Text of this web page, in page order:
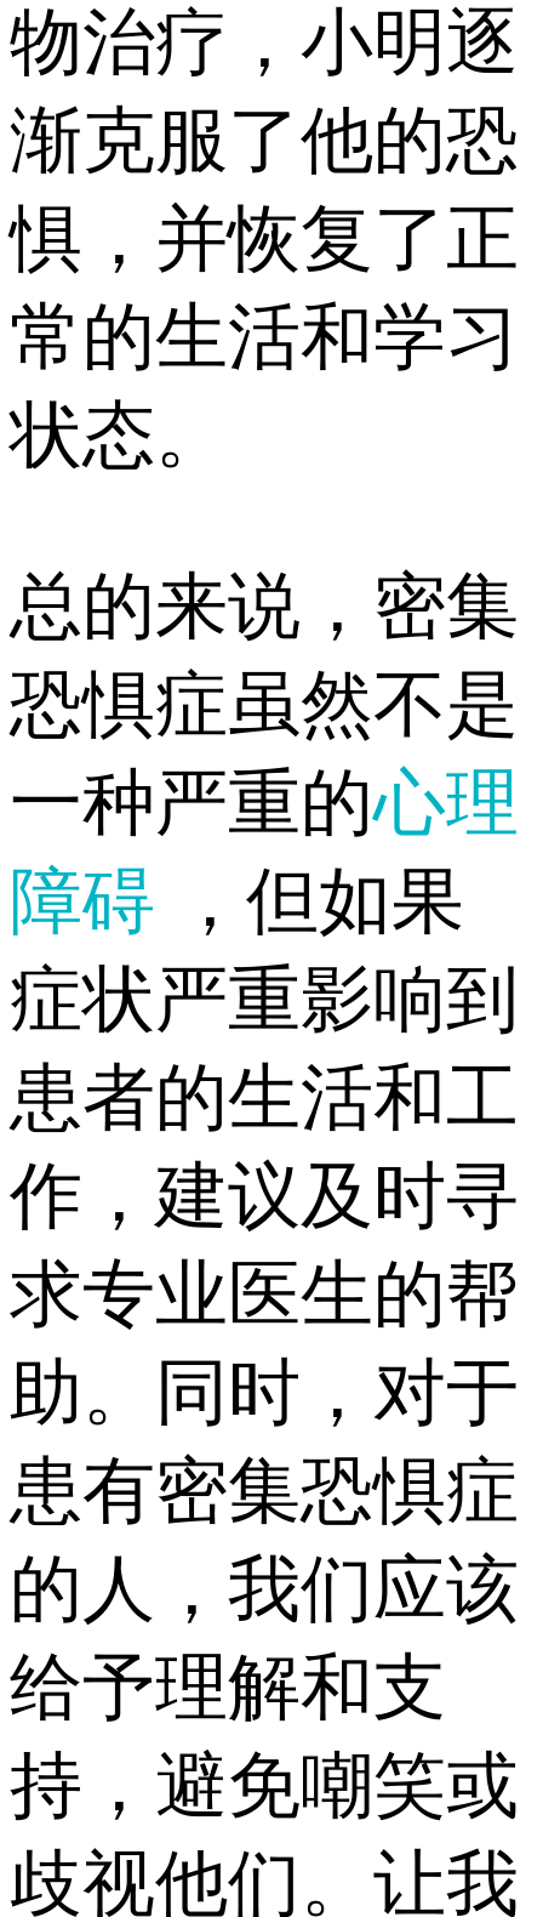
物治疗，小明逐
渐克服了他的恐
惧，并恢复了正
常的生活和学习
状态。
总的来说，密集
恐惧症虽然不是
一种严重的心理
障碍
，但如果
症状严重影响到
患者的生活和工
作，建议及时寻
求专业医生的帮
助。同时，对于
患有密集恐惧症
的人，我们应该
给予理解和支
持，避免嘲笑或
歧视他们。让我